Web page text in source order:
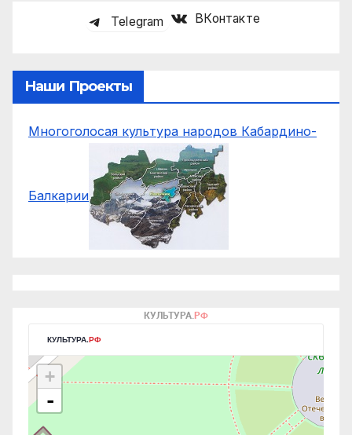
Telegram ВКонтакте
Наши Проекты
Многоголосая культура народов Кабардино-
Балкарии